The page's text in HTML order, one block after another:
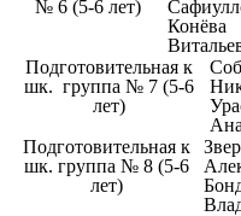
№ 6 (5-6 лет)
Подготовительная к
шк. группа № 7 (5-6
лет)
Подготовительная к
шк. группа № 8 (5-6
лет)